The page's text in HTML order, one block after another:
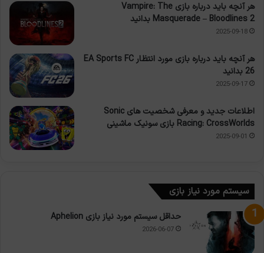
هر آنچه باید درباره بازی Vampire: The
Masquerade – Bloodlines 2 بدانید
2025-09-18
هر آنچه باید درباره بازی مورد انتظار EA Sports FC
26 بدانید
2025-09-17
اطلاعات جدید و معرفی شخصیت های Sonic
Racing: CrossWorlds بازی سونیک ماشینی
2025-09-01
سیستم مورد نیاز بازی
حداقل سیستم مورد نیاز بازی Aphelion
2026-06-07